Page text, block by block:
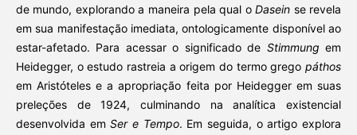
de mundo, explorando a maneira pela qual oDasein se revela
em sua manifestação imediata, ontologicamente disponível ao
estar-afetado. Para acessar o significado de Stimmung em
Heidegger, o estudo rastreia a origem do termo gregopáthos
em Aristóteles e a apropriação feita por Heidegger em suas
preleções de 1924, culminando na analítica existencial
desenvolvida emSer e Tempo. Em seguida, o artigo explora